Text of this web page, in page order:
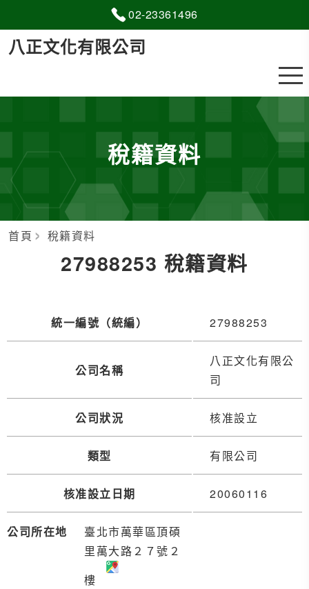
02-23361496
八正文化有限公司
稅籍資料
首頁 稅籍資料
27988253 稅籍資料
統一編號（統編） 27988253
公司名稱
八正文化有限公
司
公司狀況 核准設立
類型 有限公司
核准設立日期 20060116
公司所在地
臺北市萬華區頂碩
里萬大路２７號２
樓